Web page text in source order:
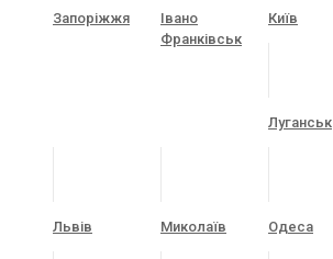
Запоріжжя
Івано
Франківськ
Київ
Луганськ
Львів Миколаїв Одеса